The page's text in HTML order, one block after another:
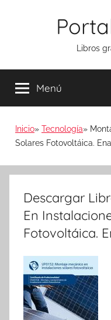
Libros
Menú
Inicio Tecnología
Solares Fotovoltáica.
Descargar
En
Fotovoltáica.